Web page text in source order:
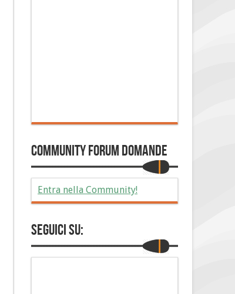
Community Forum Domande
Entra nella Community!
Seguici su: